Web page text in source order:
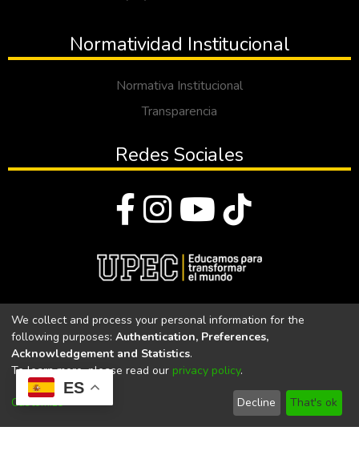
ES
Normatividad Institucional
Normativa Institucional
Transparencia
Redes Sociales
Universidad Politécnica Estatal del Carchi
Universidad Politécnica Estatal del Carchi | Acreditada por el
CACES Resolución N°. 160-SE-33-CACES-2020
We collect and process your personal information for the
following purposes: Authentication, Preferences,
Acknowledgement and Statistics.
To learn more, please read our privacy policy.
Customize Decline That's ok